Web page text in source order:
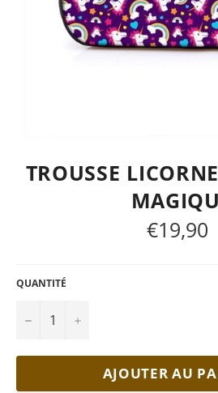
TROUSSE
Prix
régulier
€19,90
QUANTITÉ
− +
AJOUTER AU